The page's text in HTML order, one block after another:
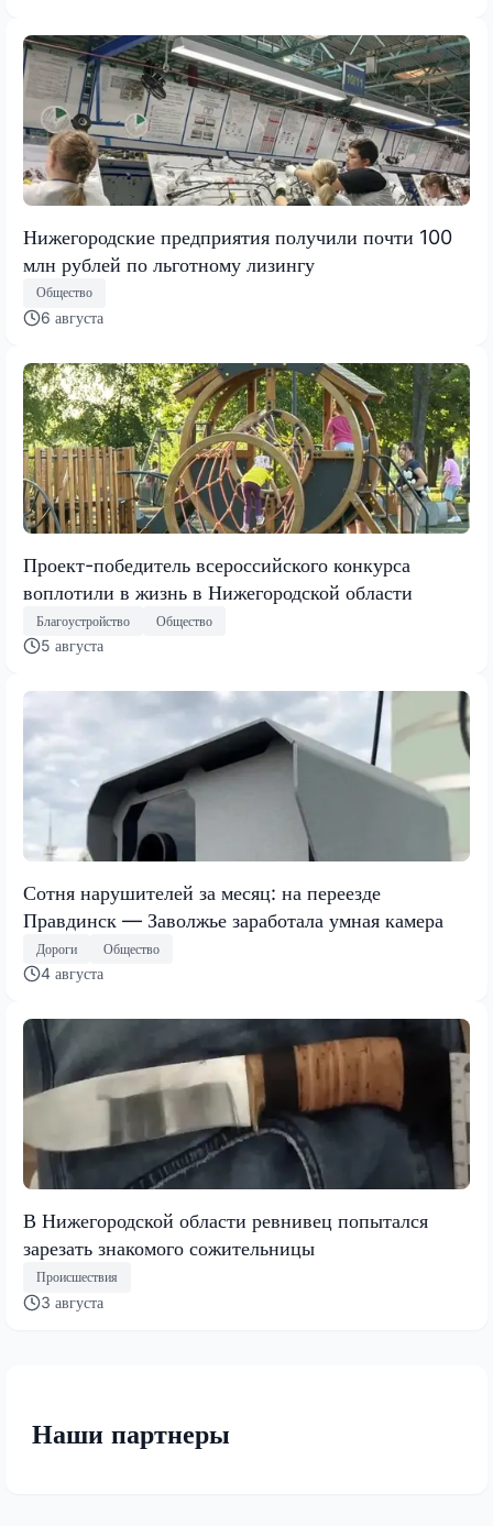
Нижегородские предприятия получили почти 100
млн рублей по льготному лизингу
Общество
6 августа
Проект-победитель всероссийского конкурса
воплотили в жизнь в Нижегородской области
Благоустройство Общество
5 августа
Сотня нарушителей за месяц: на переезде
Правдинск — Заволжье заработала умная камера
Дороги Общество
4 августа
В Нижегородской области ревнивец попытался
зарезать знакомого сожительницы
Происшествия
3 августа
Наши партнеры